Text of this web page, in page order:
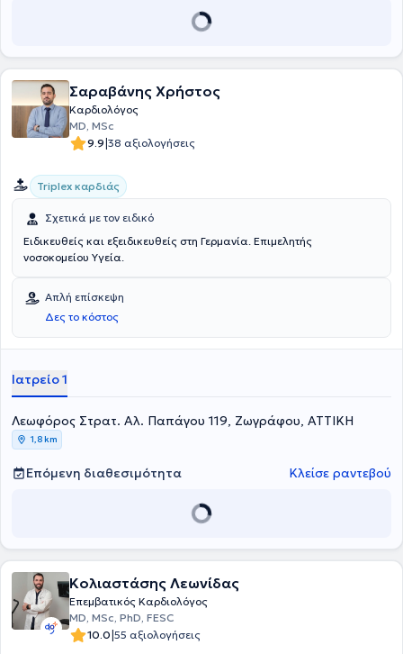
Σαραβάνης Χρήστος
Καρδιολόγος
MD, MSc
9.9|38 αξιολογήσεις
Triplex καρδιάς
Σχετικά με τον ειδικό
Ειδικευθείς και εξειδικευθείς στη Γερμανία. Επιμελητής
νοσοκομείου Υγεία.
Απλή επίσκεψη
Δες το κόστος
Ιατρείο 1
Λεωφόρος Στρατ. Αλ. Παπάγου 119, Ζωγράφου, ΑΤΤΙΚΗ
1,8 km
Επόμενη διαθεσιμότητα Κλείσε ραντεβού
Κολιαστάσης Λεωνίδας
Επεμβατικός Καρδιολόγος
MD, MSc, PhD, FESC
10.0|55 αξιολογήσεις